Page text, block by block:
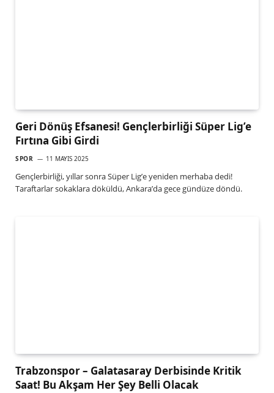
Geri Dönüş Efsanesi! Gençlerbirliği Süper Lig’e
Fırtına Gibi Girdi
SPOR 11 MAYIS 2025
Gençlerbirliği, yıllar sonra Süper Lig’e yeniden merhaba dedi!
Taraftarlar sokaklara döküldü, Ankara’da gece gündüze döndü.
Trabzonspor – Galatasaray Derbisinde Kritik
Saat! Bu Akşam Her Şey Belli Olacak